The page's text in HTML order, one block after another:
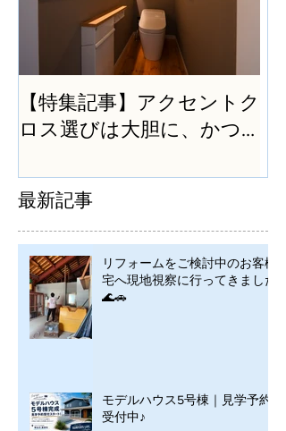
【特集記事】アクセントク
ロス選びは大胆に、かつ
最新記事
リフォームをご検討中のお客様
宅へ現地視察に行ってきました
🌊🚗
モデルハウス5号棟｜見学予約
受付中♪